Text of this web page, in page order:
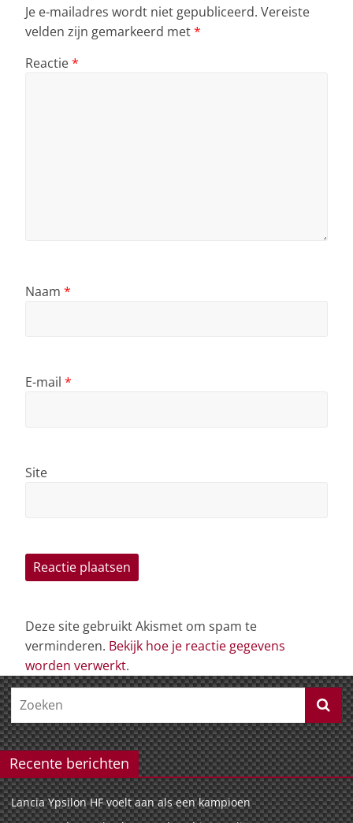
Je e-mailadres wordt niet gepubliceerd. Vereiste
velden zijn gemarkeerd met*
Reactie*
Naam *
E-mail *
Site
Deze site gebruikt Akismet om spam te
verminderen. Bekijk hoe je reactie gegevens
worden verwerkt.
Recente berichten
Lancia Ypsilon HF voelt aan als een kampioen